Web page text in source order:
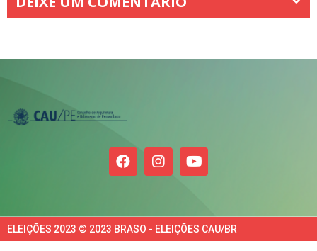
ELEIÇÕES 2023 © 2023 BRASO - ELEIÇÕES CAU/BR